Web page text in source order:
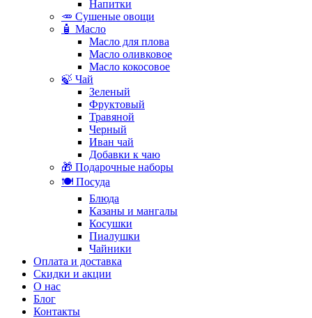
Напитки
🥕 Сушеные овощи
🧴 Масло
Масло для плова
Масло оливковое
Масло кокосовое
🍃 Чай
Зеленый
Фруктовый
Травяной
Черный
Иван чай
Добавки к чаю
🎁 Подарочные наборы
🍽️ Посуда
Блюда
Казаны и мангалы
Косушки
Пиалушки
Чайники
Оплата и доставка
Скидки и акции
О нас
Блог
Контакты